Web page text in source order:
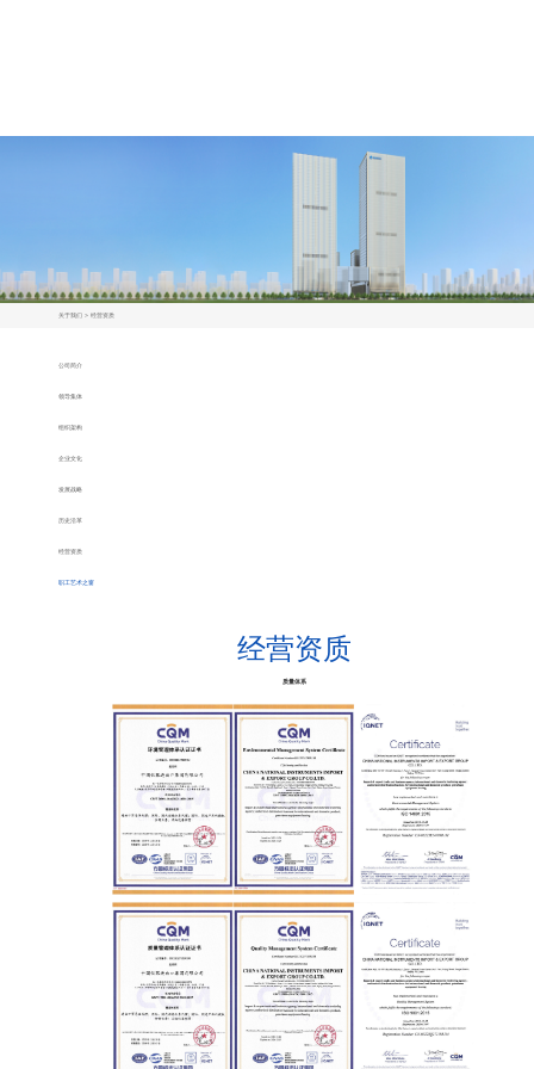
关于我们 > 经营资质
公司简介
领导集体
组织架构
企业文化
发展战略
历史沿革
经营资质
职工艺术之窗
经营资质
质量体系